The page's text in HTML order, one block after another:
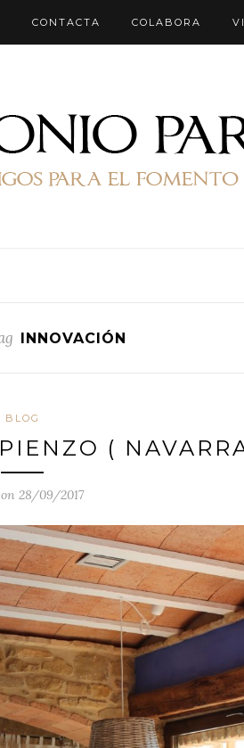
CONTACTA COLABORA
INNOVACIÓN
BLOG
(
on 28/09/2017